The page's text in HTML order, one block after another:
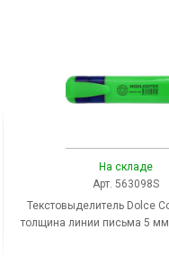
На складе
Арт. 563098S
Текстовыделитель Dolce
толщина линии письма 5